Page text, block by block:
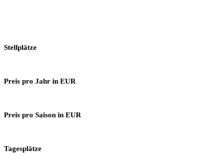
Stellplätze
Preis pro Jahr in EUR
Preis pro Saison in EUR
Tagesplätze